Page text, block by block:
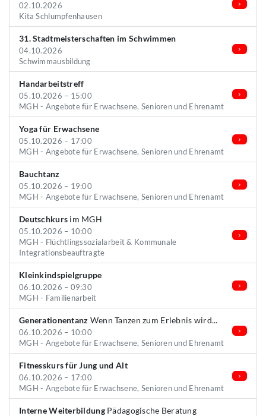
02.10.2026
Kita Schlumpfenhausen
31. Stadtmeisterschaften im Schwimmen
04.10.2026
Schwimmausbildung
Handarbeitstreff
05.10.2026 – 15:00
MGH - Angebote für Erwachsene, Senioren und Ehrenamt
Yoga für Erwachsene
05.10.2026 – 17:00
MGH - Angebote für Erwachsene, Senioren und Ehrenamt
Bauchtanz
05.10.2026 – 19:00
MGH - Angebote für Erwachsene, Senioren und Ehrenamt
Deutschkurs im MGH
05.10.2026 – 10:00
MGH - Flüchtlingssozialarbeit & Kommunale
Integrationsbeauftragte
Kleinkindspielgruppe
06.10.2026 – 09:30
MGH - Familienarbeit
Generationentanz Wenn Tanzen zum Erlebnis wird...
06.10.2026 – 10:00
MGH - Angebote für Erwachsene, Senioren und Ehrenamt
Fitnesskurs für Jung und Alt
06.10.2026 – 17:00
MGH - Angebote für Erwachsene, Senioren und Ehrenamt
Interne WeiterbildungPädagogische Beratung